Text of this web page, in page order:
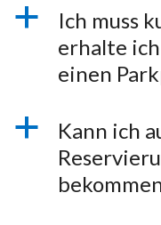
a
Ich muss
erhalte
einen
a
Kann ich